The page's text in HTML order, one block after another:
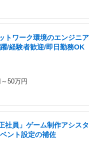
トワーク環境のエンジニ
/経験者歓迎/即日勤務OK
50万円
社員」ゲーム制作アシス
ント設定の補佐